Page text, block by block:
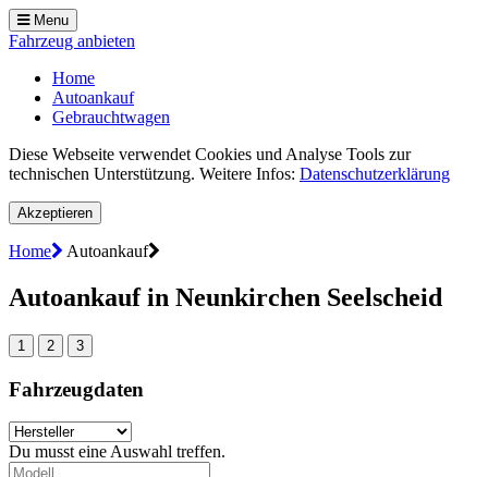
Menu
Fahrzeug anbieten
Home
Autoankauf
Gebrauchtwagen
Diese Webseite verwendet Cookies und Analyse Tools zur
technischen Unterstützung. Weitere Infos: Datenschutzerklärung
Akzeptieren
Home Autoankauf
Autoankauf in Neunkirchen Seelscheid
1 2 3
Fahrzeugdaten
Du musst eine Auswahl treffen.